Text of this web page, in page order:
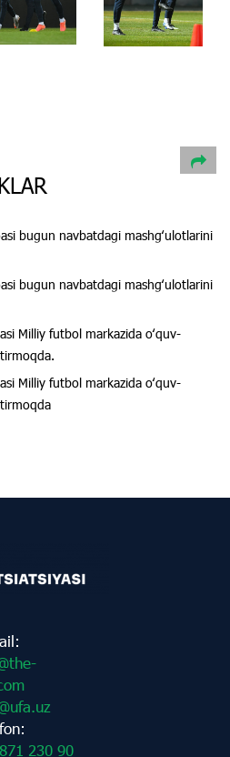
bugun navbatdagi mashgʻulotlarini
bugun navbatdagi mashgʻulotlarini
Milliy futbol markazida oʻquv-
Milliy futbol markazida oʻquv-
230 90